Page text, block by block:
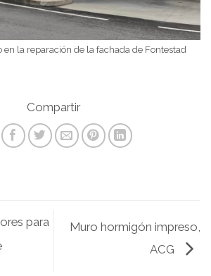
en la reparación de la fachada de Fontestad
para
Muro hormigón impreso,
ACG